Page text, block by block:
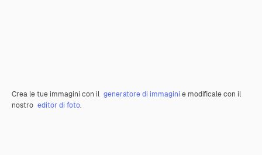
Crea le tue immagini con il generatore di immagini e modificale con il
nostro editor di foto.